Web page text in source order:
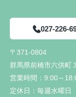
027-226-
〒371-0804
群馬県前橋市六供町
営業時間： 9:00～
定休日： 毎週水曜日